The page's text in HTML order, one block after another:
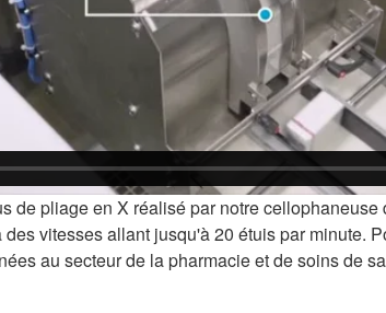
de pliage en X réalisé par notre
vitesses allant jusqu'à 20 étuis par minute.
au secteur de la pharmacie et de soins de